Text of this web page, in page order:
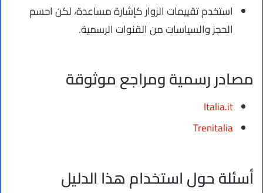
استخدم تقييمات الزوار كإشارة مساعدة، لكن احسم
الحجز والسياسات من القنوات الرسمية.
مصادر رسمية ومراجع موثوقة
Italia.it
Trenitalia
أسئلة حول استخدام هذا الدليل